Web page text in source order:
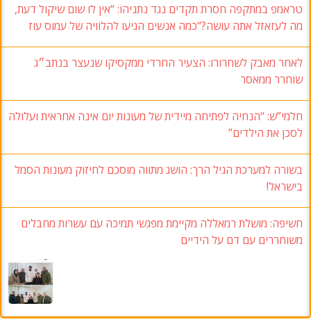
טראמפ במתקפה חסרת תקדים נגד נתניהו: “אין לו שום שיקול דעת,
מה לעזאזל אתה עושה?“כמה אנשים הגיעו להלוויה של עמוס עוז
לאחר מאבק לשחרורו: הצעיר החרדי ממקסיקו שנעצר בנתב״ג
שוחרר ממאסר
חלמי”ש: “הנחיה לפתיחה מיידית של מעונות יום אינה אחראית ועלולה
לסכן את הילדים”
בשורה למערכת הגיל הרך: הושג מתווה מוסכם לחיזוק מעונות הסמל
בישראל!
חשיפה: מושלת רמאללה מקיימת מפגשי תמיכה עם עשרות מחבלים
משוחררים עם דם על הידיים